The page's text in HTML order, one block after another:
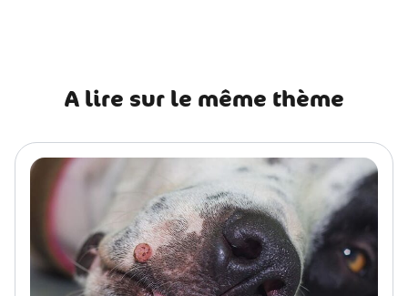
A lire sur le même thème